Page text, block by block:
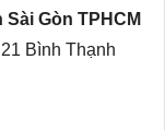
Gòn TPHCM
Bình Thạnh